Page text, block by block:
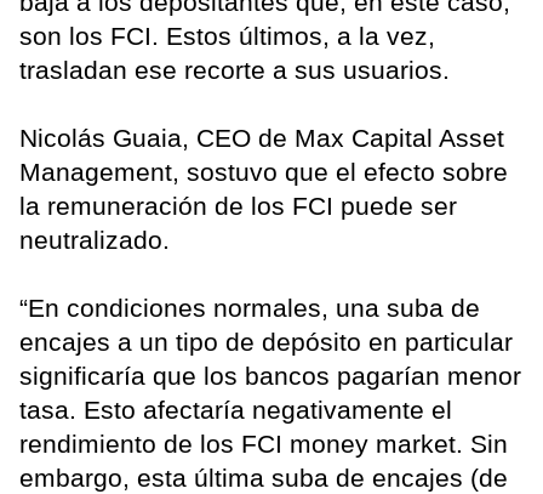
son los FCI. Estos últimos, a la vez,
trasladan ese recorte a sus usuarios.
Nicolás Guaia, CEO de Max Capital Asset
Management, sostuvo que el efecto sobre
la remuneración de los FCI puede ser
neutralizado.
“En condiciones normales, una suba de
encajes a un tipo de depósito en particular
significaría que los bancos pagarían menor
tasa. Esto afectaría negativamente el
rendimiento de los FCI money market. Sin
embargo, esta última suba de encajes (de